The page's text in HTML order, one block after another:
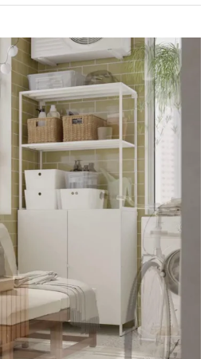
eines Outdoor-Tisches gezeigt,
lasiert, 75x63 cm